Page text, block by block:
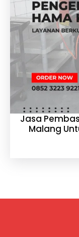
Jasa
Malang